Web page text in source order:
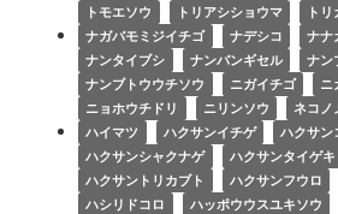
トモエソウ
トリアシショウマ
ト
ナガバモミジイチゴ
ナデシコ ナナ
ナンタイブシ
ナンバンギセル
ナン
ナンブトウウチソウ
ニガイチゴ ニ
ニョホウチドリ
ニリンソウ ネコノ
ハイマツ
ハクサンイチゲ
ハクサン
ハクサンシャクナゲ
ハクサンタイゲキ
ハクサントリカブト
ハクサンフウロ
ハシリドコロ
ハッポウウスユキソウ